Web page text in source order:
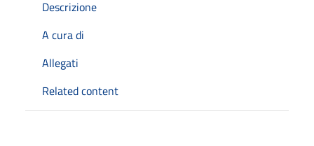
Descrizione
A cura di
Allegati
Related content